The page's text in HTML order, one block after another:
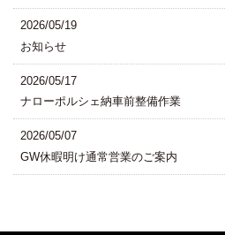
2026/05/19
お知らせ
2026/05/17
ナローポルシェ納車前整備作業
2026/05/07
GW休暇明け通常営業のご案内